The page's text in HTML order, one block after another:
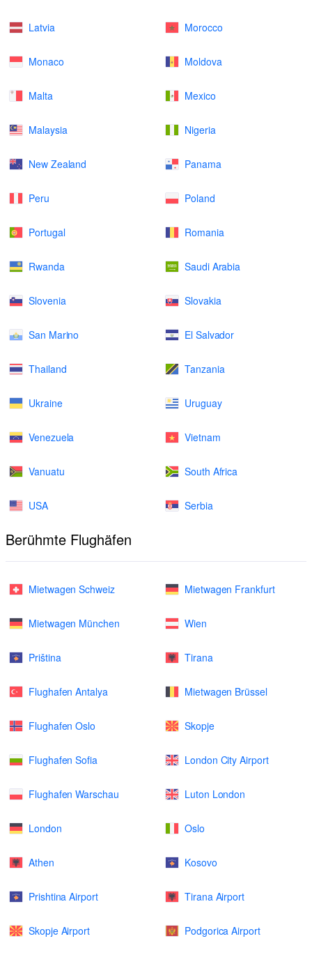
Latvia Morocco
Monaco Moldova
Malta Mexico
Malaysia Nigeria
New Zealand Panama
Peru Poland
Portugal Romania
Rwanda Saudi Arabia
Slovenia Slovakia
San Marino El Salvador
Thailand Tanzania
Ukraine Uruguay
Venezuela Vietnam
Vanuatu South Africa
USA Serbia
Berühmte Flughäfen
Mietwagen Schweiz Mietwagen Frankfurt
Mietwagen München Wien
Priština Tirana
Flughafen Antalya Mietwagen Brüssel
Flughafen Oslo Skopje
Flughafen Sofia London City Airport
Flughafen Warschau Luton London
London Oslo
Athen Kosovo
Prishtina Airport Tirana Airport
Skopje Airport Podgorica Airport